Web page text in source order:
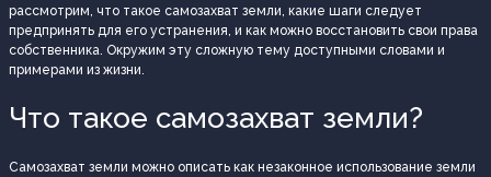
рассмотрим, что такое самозахват земли, какие шаги следует
предпринять для его устранения, и как можно восстановить свои права
собственника. Окружим эту сложную тему доступными словами и
примерами из жизни.
Что такое самозахват земли?
Самозахват земли можно описать как незаконное использование земли